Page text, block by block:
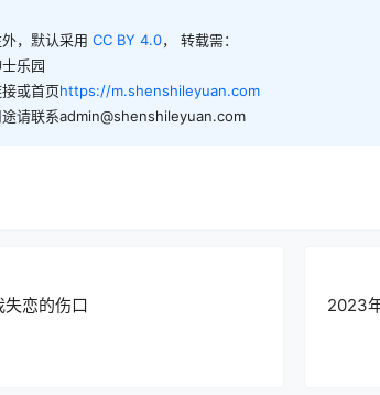
，默认采用 CC BY 4.0， 转载需：
乐园
或首页https://m.shenshileyuan.com
途请联系admin@shenshileyuan.com
失恋的伤口
2023